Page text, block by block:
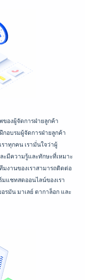
องผู้จัดการฝ่ายลูกค้า
กอบรมผู้จัดการฝ่ายลูกค้า
าทุกคน เรามั่นใจว่าผู้
ะมีความรู้และทักษะที่เหมาะ
งานของเราสามารถติดต่อ
แชทสดออนไลน์ของเรา
รมัน มาเลย์ ตากาล็อก และ